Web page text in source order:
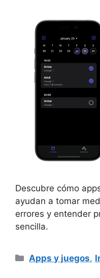
Descubre cómo
ayudan a tomar
errores y entender
sencilla.
Categorías
Apps y juegos,